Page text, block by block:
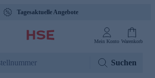
Tagesaktuelle Angebote
Mein Konto Warenkorb
Suchen